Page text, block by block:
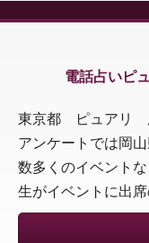
電話占いピ
東京都 ピュアリ
アンケートでは岡
数多くのイベント
生がイベントに出